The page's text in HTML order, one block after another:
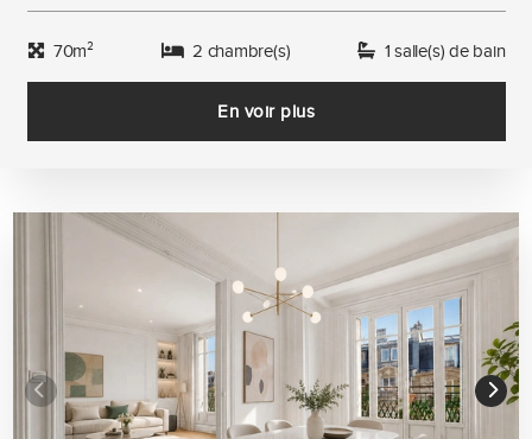
70m² 2 chambre(s) 1 salle(s) de bain
En voir plus